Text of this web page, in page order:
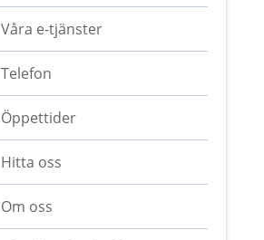
Våra e-tjänster
Telefon
Öppettider
Hitta oss
Om oss